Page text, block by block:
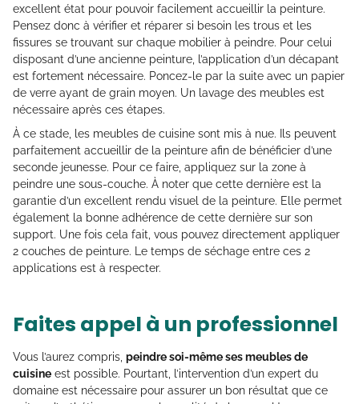
excellent état pour pouvoir facilement accueillir la peinture.
Pensez donc à vérifier et réparer si besoin les trous et les
fissures se trouvant sur chaque mobilier à peindre. Pour celui
disposant d’une ancienne peinture, l’application d’un décapant
est fortement nécessaire. Poncez-le par la suite avec un papier
de verre ayant de grain moyen. Un lavage des meubles est
nécessaire après ces étapes.
À ce stade, les meubles de cuisine sont mis à nue. Ils peuvent
parfaitement accueillir de la peinture afin de bénéficier d’une
seconde jeunesse. Pour ce faire, appliquez sur la zone à
peindre une sous-couche. À noter que cette dernière est la
garantie d’un excellent rendu visuel de la peinture. Elle permet
également la bonne adhérence de cette dernière sur son
support. Une fois cela fait, vous pouvez directement appliquer
2 couches de peinture. Le temps de séchage entre ces 2
applications est à respecter.
Faites appel à un professionnel
Vous l’aurez compris, peindre soi-même ses meubles de
cuisine est possible. Pourtant, l’intervention d’un expert du
domaine est nécessaire pour assurer un bon résultat que ce